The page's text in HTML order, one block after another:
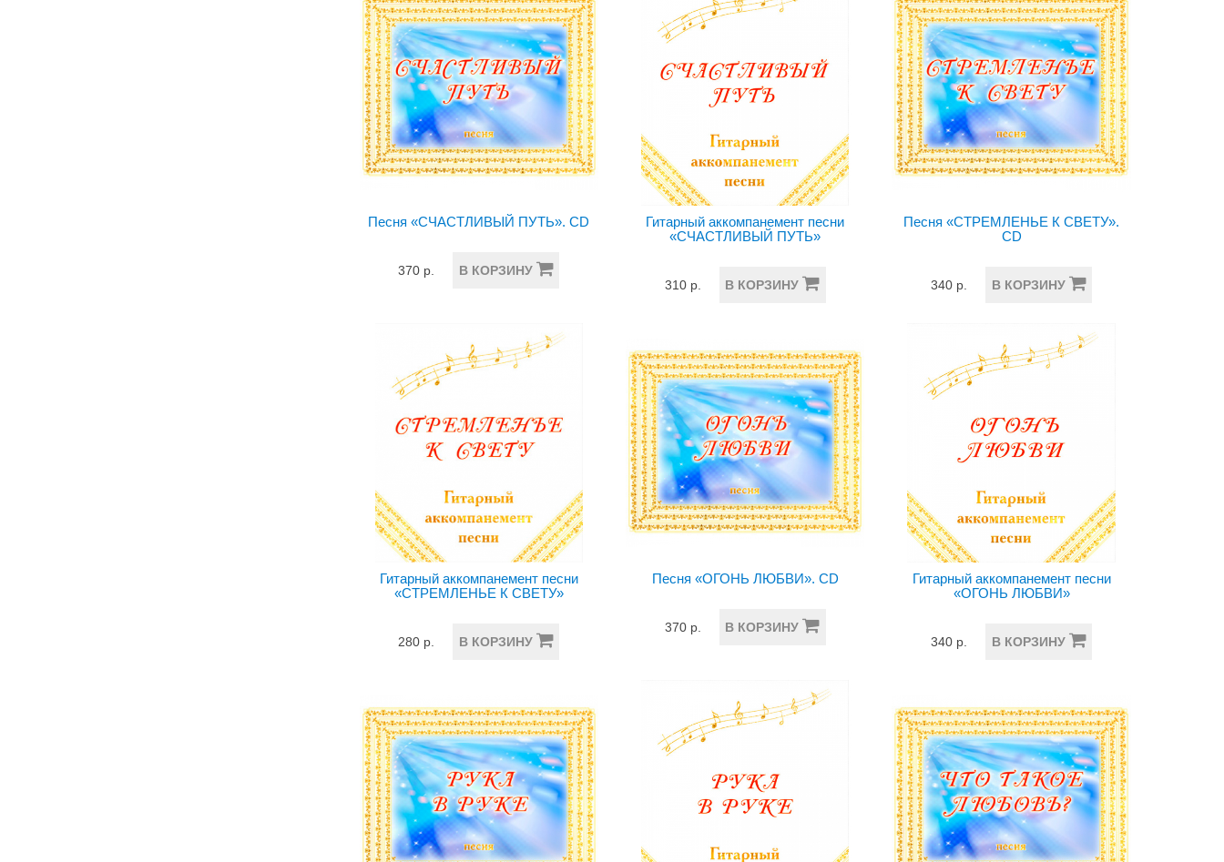
Песня «СЧАСТЛИВЫЙ ПУТЬ». CD
370 р. В КОРЗИНУ
Гитарный аккомпанемент песни
«СЧАСТЛИВЫЙ ПУТЬ»
310 р. В КОРЗИНУ
Песня «СТРЕМЛЕНЬЕ К СВЕТУ».
CD
340 р. В КОРЗИНУ
Гитарный аккомпанемент песни
«СТРЕМЛЕНЬЕ К СВЕТУ»
280 р. В КОРЗИНУ
Песня «ОГОНЬ ЛЮБВИ». CD
370 р. В КОРЗИНУ
Гитарный аккомпанемент песни
«ОГОНЬ ЛЮБВИ»
340 р. В КОРЗИНУ